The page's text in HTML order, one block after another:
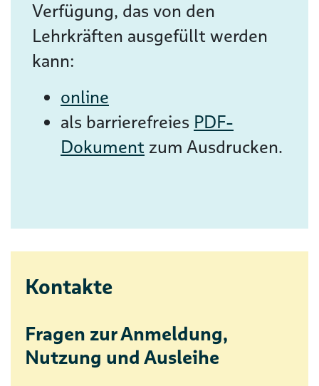
Verfügung, das von den
Lehrkräften ausgefüllt werden
kann:
online
als barrierefreies PDF-
Dokument zum Ausdrucken.
Kontakte
Fragen zur Anmeldung,
Nutzung und Ausleihe